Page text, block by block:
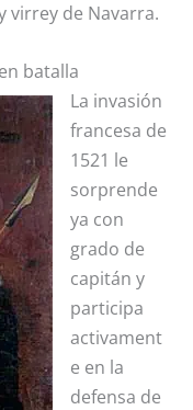
virrey de Navarra.
batalla
La invasión
francesa de
1521 le
sorprende
ya con
grado de
capitán y
participa
activament
e en la
defensa de